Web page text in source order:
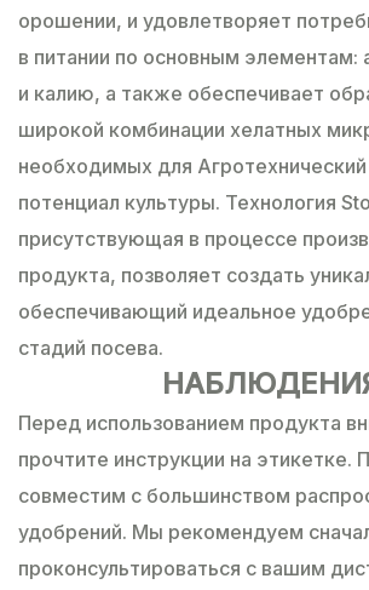
орошении, и удовлетворяет
в питании по основным элементам:
и калию, а также обеспечивает
широкой комбинации хелатных
необходимых для
потенциал культуры. Технология
присутствующая в процессе
продукта, позволяет создать
обеспечивающий идеальное
стадий посева.
Перед использованием продукта
прочтите инструкции на этикетке.
совместим с большинством
удобрений. Мы рекомендуем
проконсультироваться с вашим